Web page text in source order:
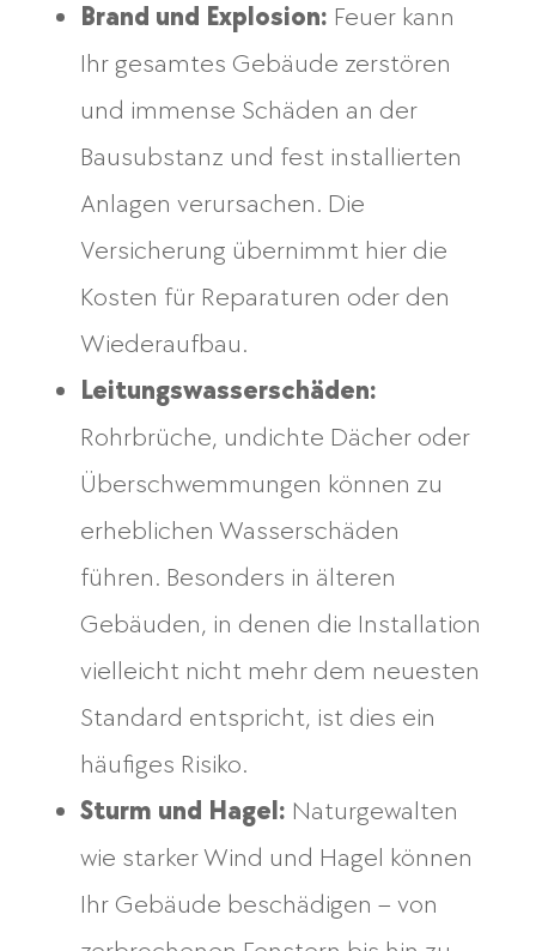
Brand und Explosion: Feuer kann
Ihr gesamtes Gebäude zerstören
und immense Schäden an der
Bausubstanz und fest installierten
Anlagen verursachen. Die
Versicherung übernimmt hier die
Kosten für Reparaturen oder den
Wiederaufbau.
Leitungswasserschäden:
Rohrbrüche, undichte Dächer oder
Überschwemmungen können zu
erheblichen Wasserschäden
führen. Besonders in älteren
Gebäuden, in denen die Installation
vielleicht nicht mehr dem neuesten
Standard entspricht, ist dies ein
häufiges Risiko.
Sturm und Hagel: Naturgewalten
wie starker Wind und Hagel können
Ihr Gebäude beschädigen – von